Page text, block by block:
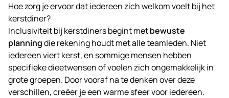
Hoe zorg je ervoor dat iedereen zich welkom voelt bij het
kerstdiner?
Inclusiviteit bij kerstdiners begint metbewuste
planningdie rekening houdt met alle teamleden. Niet
iedereen viert kerst, en sommige mensen hebben
specifieke dieetwensen of voelen zich ongemakkelijk in
grote groepen. Door vooraf na te denken over deze
verschillen, creëer je een warme sfeer voor iedereen.